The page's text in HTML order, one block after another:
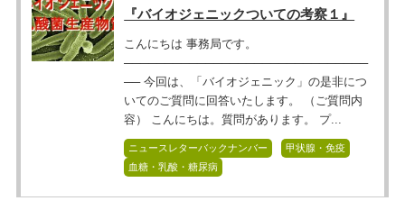
『バイオジェニックついての考察１』
こんにちは 事務局です。
──────────────────────────────
── 今回は、「バイオジェニック」の是非につ
いてのご質問に回答いたします。 （ご質問内
容） こんにちは。質問があります。 プ...
ニュースレターバックナンバー
甲状腺・免疫
血糖・乳酸・糖尿病